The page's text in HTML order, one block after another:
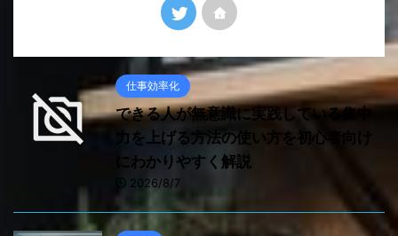
仕事効率化
できる人が無意識に実践している集中
力を上げる方法の使い方を初心者向け
にわかりやすく解説
2026/8/7